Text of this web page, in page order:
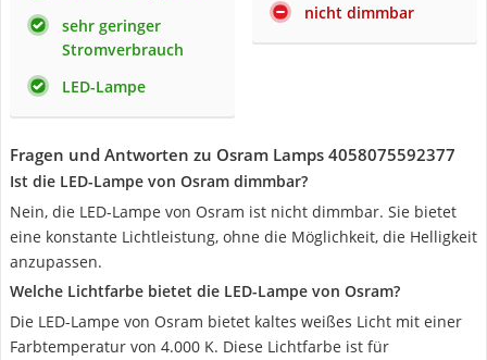
sehr geringer
Stromverbrauch
LED-Lampe
nicht dimmbar
Fragen und Antworten zu Osram Lamps ‎4058075592377
Ist die LED-Lampe von Osram dimmbar?
Nein, die LED-Lampe von Osram ist nicht dimmbar. Sie bietet
eine konstante Lichtleistung, ohne die Möglichkeit, die Helligkeit
anzupassen.
Welche Lichtfarbe bietet die LED-Lampe von Osram?
Die LED-Lampe von Osram bietet kaltes weißes Licht mit einer
Farbtemperatur von 4.000 K. Diese Lichtfarbe ist für